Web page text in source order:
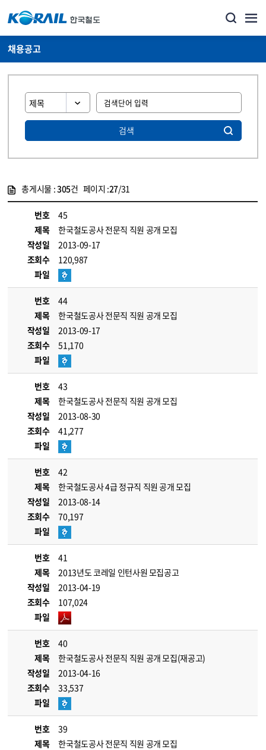
채용공고
검색
총게시물 :305건 페이지 :27/31
번호
45
제목
한국철도공사 전문직 직원 공개 모집
작성일
2013-09-17
조회수
120,987
파일
번호
44
제목
한국철도공사 전문직 직원 공개 모집
작성일
2013-09-17
조회수
51,170
파일
번호
43
제목
한국철도공사 전문직 직원 공개 모집
작성일
2013-08-30
조회수
41,277
파일
번호
42
제목
한국철도공사 4급 정규직 직원 공개 모집
작성일
2013-08-14
조회수
70,197
파일
번호
41
제목
2013년도 코레일 인턴사원 모집공고
작성일
2013-04-19
조회수
107,024
파일
번호
40
제목
한국철도공사 전문직 직원 공개 모집(재공고)
작성일
2013-04-16
조회수
33,537
파일
번호
39
제목
한국철도공사 전문직 직원 공개 모집